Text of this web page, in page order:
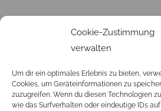
Cookie-Zustimmung
verwalten
Um dir ein optimales Erlebnis zu bieten,
Cookies, um Geräteinformationen zu
zuzugreifen. Wenn du diesen Technologien
wie das Surfverhalten oder eindeutige IDs
MIR?
Klick ❤️HIER❤️ und hinterlasse
BEWERTUNG. Ich veröffentliche